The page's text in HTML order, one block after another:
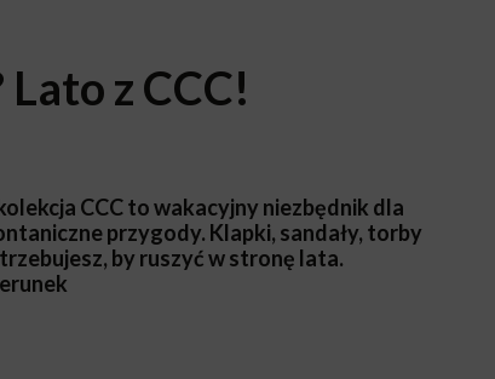
z CCC!
CCC to wakacyjny niezbędnik dla
przygody. Klapki, sandały, torby
by ruszyć w stronę lata.